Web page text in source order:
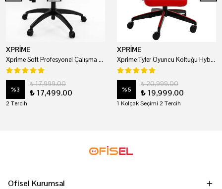
XPRİME
Xprime Soft Profesyonel Çalışma Ve Oyuncu Koltuğu
%3
₺ 17,999.00
₺ 17,499.00
2 Tercih
XPRİME
Xprime Tyler Oyuncu Koltuğu Hybrid Kumaş Kırmızı
%5
₺ 20,999.00
₺ 19,999.00
1 Kolçak Seçimi 2 Tercih
Ofisel Kurumsal